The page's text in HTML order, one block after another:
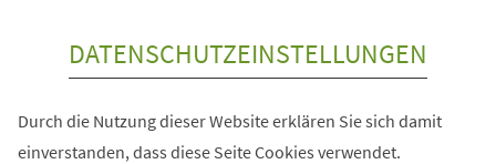
DATENSCHUTZEINSTELLUNGEN
Durch die Nutzung dieser Website erklären Sie sich damit
einverstanden, dass diese Seite Cookies verwendet.